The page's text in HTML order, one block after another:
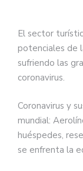
El sector
potenciales de
sufriendo las
coronavirus.
Coronavirus y
mundial:
huéspedes,
se enfrenta la